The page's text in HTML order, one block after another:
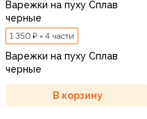
Варежки на пуху Сплав
черные
1 350 ₽ × 4 части
Варежки на пуху Сплав
черные
В корзину